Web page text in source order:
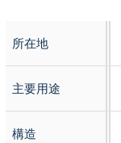
所在地
主要用途
構造